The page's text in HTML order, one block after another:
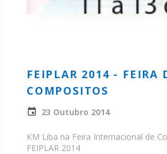
FEIPLAR 2014 - FEIRA
COMPOSITOS
23 Outubro 2014
KM Liba na Feira Internacional de
FEIPLAR 2014